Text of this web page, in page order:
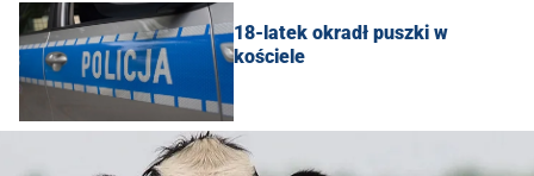
18-latek okradł puszki w
kościele